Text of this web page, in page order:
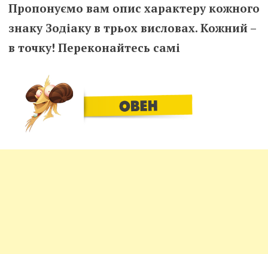
Пропонуємо вам опис характеру кожного
знаку Зодіаку в трьох висловах. Кожний –
в точку! Переконайтесь самі